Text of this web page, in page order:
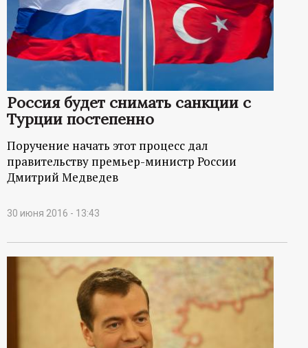
Россия будет снимать санкции с
Турции постепенно
Поручение начать этот процесс дал
правительству премьер-министр России
Дмитрий Медведев
30 июня 2016 - 13:43